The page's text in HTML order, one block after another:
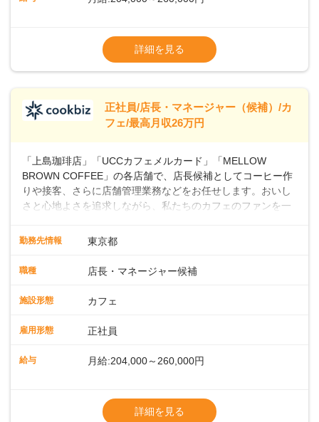
一切無用♪一つひとつをしっかり伝えていきますので、無理の
ないペースで覚えていきましょう！さらにマネージャーへの
ます・東日本エリア：月給21万4000～27万
※経験・スキルを考慮の上、決定します。
※別途、残業代および各種手当あり
※試用期間なし
■店長職： ・西日本／月給26万7500円
万円＋賞与(年3回)・店長職：年収410万円／
詳細を見る
正社員/店長・マネージャー（候補）/カ
フェ/最高月収26万円
「上島珈琲店」「UCCカフェメルカード」「MELLOW
BROWN COFFEE」の各店舗で、店長候補としてコーヒー作
りや接客、さらに店舗管理業務などをお任せします。おいし
さと心地よさを追求しながら、私たちのカフェのファンを一
の抽出や各種ドリンクの作成お客様のご案内、レジ対応軽食
タートも安心 ◎サポート体制充実コーヒーの知識から接客マ
から40代まで幅広い年齢層が活躍しており、チームワークも
るので、スムーズに業務に馴染める環境です。「カフェの接
長として活躍を！接客業務になれたら、売上・シフト・在庫
一切無用♪一つひとつをしっかり伝えていきますので、無理の
ないペースで覚えていきましょう！さらにマネージャーへの
勤務先情報 東京都
職種 店長・マネージャー候補
施設形態 カフェ
雇用形態 正社員
給与 月給:204,000～260,000円
ます・東日本エリア：月給21万4000～27万
詳細を見る